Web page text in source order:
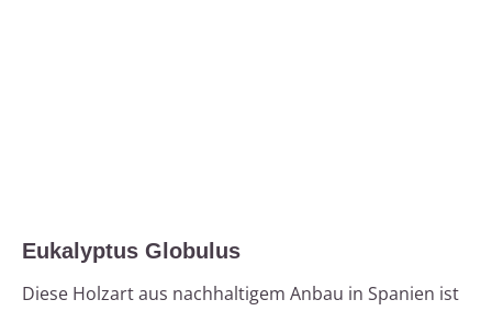
Eukalyptus Globulus
Diese Holzart aus nachhaltigem Anbau in Spanien ist